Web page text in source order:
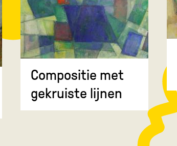
Compositie met
gekruiste lijnen